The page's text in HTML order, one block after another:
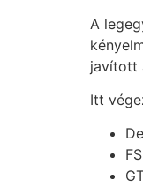
A
javított
Itt